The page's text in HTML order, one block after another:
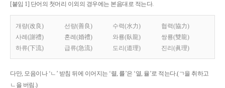
[붙임 1] 단어의 첫머리 이외의 경우에는 본음대로 적는다.
개량(改良) 선량(善良) 수력(水力)
협력(協力)
사례(謝禮)
혼례(婚禮) 와룡(臥龍)
쌍룡(雙龍)
하류(下流)
급류(急流) 도리(道理) 진리(眞理)
다만, 모음이나 ‘ㄴ’ 받침 뒤에 이어지는 ‘렬, 률’은 ‘열, 율’로 적는다.(ㄱ을 취하고
ㄴ을 버림.)